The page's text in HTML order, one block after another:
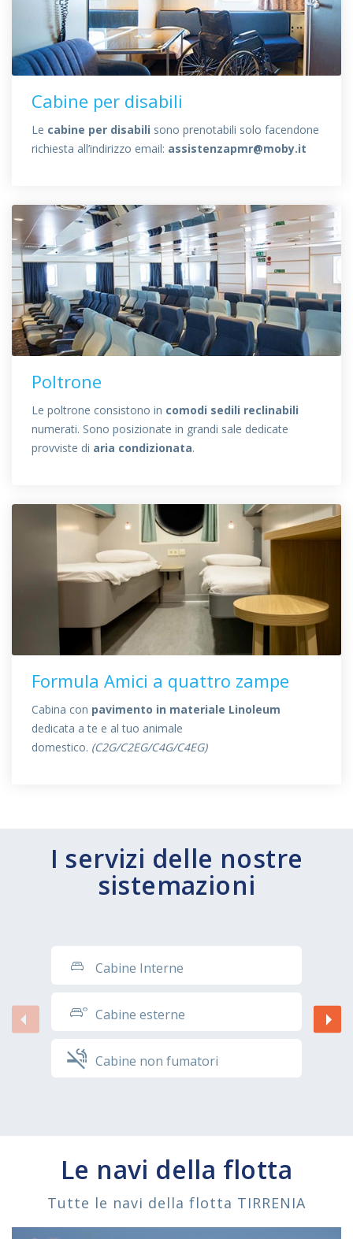
Cabine per disabili
Le cabine per disabili sono prenotabili solo facendone
richiesta all’indirizzo email: assistenzapmr@moby.it
Poltrone
Le poltrone consistono in comodi sedili reclinabili
numerati. Sono posizionate in grandi sale dedicate
provviste di aria condizionata.
Formula Amici a quattro zampe
Cabina con pavimento in materiale Linoleum
dedicata a te e al tuo animale
domestico. (C2G/C2EG/C4G/C4EG)
I servizi delle nostre
sistemazioni
Cabine Interne
Cabine esterne
Cabine non fumatori
Le navi della flotta
Tutte le navi della flotta TIRRENIA